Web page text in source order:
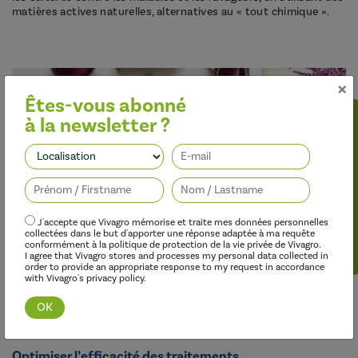
matières actives naturelles, alternatives au « tout chimique ».
Découvrir cette gamme
×
Êtes-vous abonné
à la newsletter ?
J'accepte que Vivagro mémorise et traite mes données personnelles
collectées dans le but d'apporter une réponse adaptée à ma requête
conformément à la politique de protection de la vie privée de Vivagro.
I agree that Vivagro stores and processes my personal data collected in
order to provide an appropriate response to my request in accordance
with Vivagro's privacy policy.